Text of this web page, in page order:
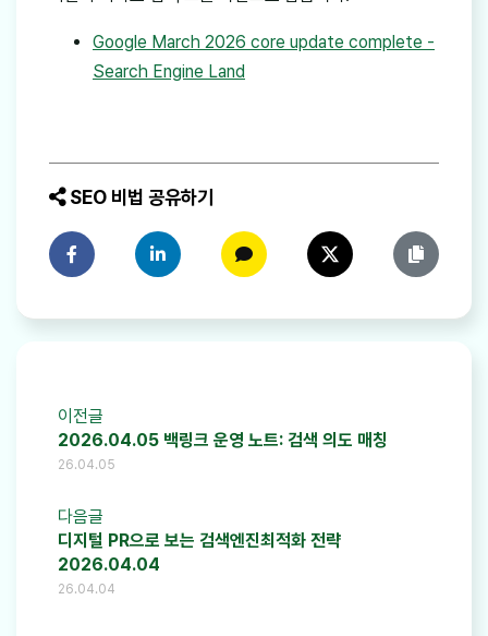
Google March 2026 core update complete -
Search Engine Land
SEO 비법 공유하기
페이스북에 공유하기링크드인에 공유하기카카오톡에 공유하기트위터에 공유하기링크 복사
이전글
2026.04.05 백링크 운영 노트: 검색 의도 매칭
26.04.05
다음글
디지털 PR으로 보는 검색엔진최적화 전략
2026.04.04
26.04.04